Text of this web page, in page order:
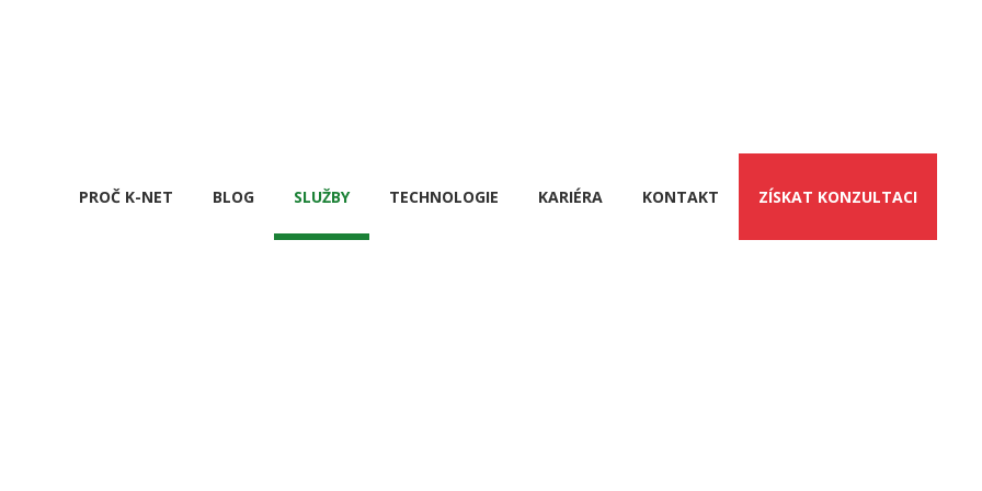
PROČ K-NET BLOG SLUŽBY TECHNOLOGIE KARIÉRA KONTAKT ZÍSKAT KONZULTACI